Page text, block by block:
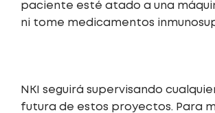
paciente esté atado a una
ni tome medicamentos
NKI seguirá supervisando
futura de estos proyectos. Para